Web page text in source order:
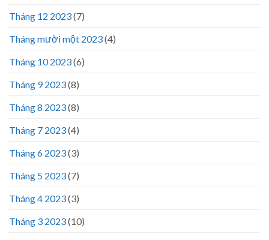
Tháng 12 2023(7)
Tháng mười một 2023(4)
Tháng 10 2023(6)
Tháng 9 2023(8)
Tháng 8 2023(8)
Tháng 7 2023(4)
Tháng 6 2023(3)
Tháng 5 2023(7)
Tháng 4 2023(3)
Tháng 3 2023(10)